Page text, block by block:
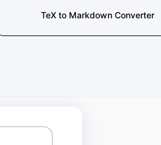
TeX to Markdown Converter